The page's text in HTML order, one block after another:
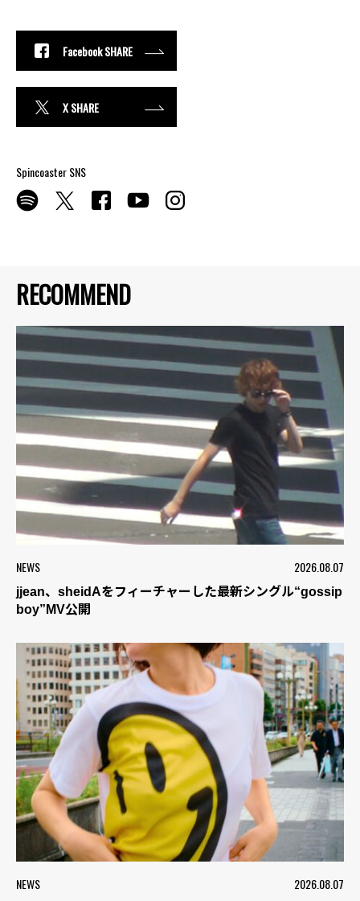
RECOMMEND
NEWS 2026.08.07
jjean、sheidAをフィーチャーした最新シングル“gossip
boy”MV公開
NEWS 2026.08.07
Facebook SHARE
X SHARE
Spincoaster SNS